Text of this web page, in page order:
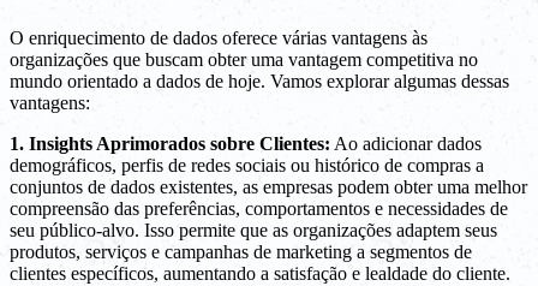
O enriquecimento de dados oferece várias vantagens às
organizações que buscam obter uma vantagem competitiva no
mundo orientado a dados de hoje. Vamos explorar algumas dessas
vantagens:
1. Insights Aprimorados sobre Clientes: Ao adicionar dados
demográficos, perfis de redes sociais ou histórico de compras a
conjuntos de dados existentes, as empresas podem obter uma melhor
compreensão das preferências, comportamentos e necessidades de
seu público-alvo. Isso permite que as organizações adaptem seus
produtos, serviços e campanhas de marketing a segmentos de
clientes específicos, aumentando a satisfação e lealdade do cliente.